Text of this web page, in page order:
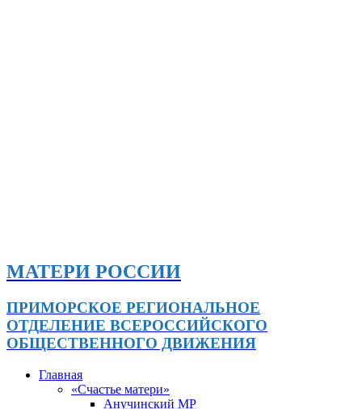
МАТЕРИ РОССИИ
ПРИМОРСКОЕ РЕГИОНАЛЬНОЕ
ОТДЕЛЕНИЕ ВСЕРОССИЙСКОГО
ОБЩЕСТВЕННОГО ДВИЖЕНИЯ
Главная
«Счастье матери»
Анучинский МР